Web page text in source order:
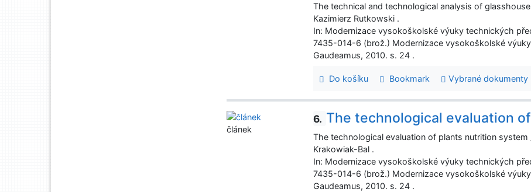
The technical and technological analysis of
Kazimierz Rutkowski .
In: Modernizace vysokoškolské výuky technických
7435-014-6 (brož.) Modernizace vysokoškolské
Gaudeamus, 2010. s. 24 .
Do košíku Bookmark Vybrané dokumenty
6. The technological evaluation
The technological evaluation of plants nutrition
Krakowiak-Bal .
In: Modernizace vysokoškolské výuky technických
7435-014-6 (brož.) Modernizace vysokoškolské
Gaudeamus, 2010. s. 24 .
článek